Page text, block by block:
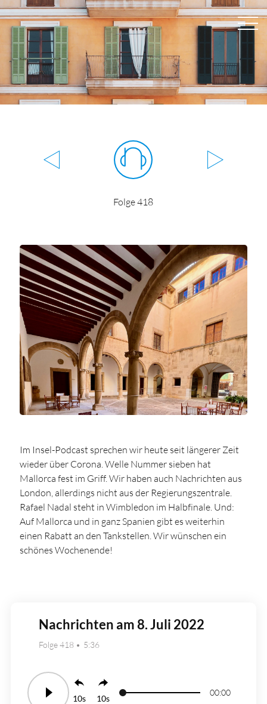
Folge 418
Im Insel-Podcast sprechen wir heute seit längerer Zeit
wieder über Corona. Welle Nummer sieben hat
Mallorca fest im Griff. Wir haben auch Nachrichten aus
London, allerdings nicht aus der Regierungszentrale.
Rafael Nadal steht in Wimbledon im Halbfinale. Und:
Auf Mallorca und in ganz Spanien gibt es weiterhin
einen Rabatt an den Tankstellen. Wir wünschen ein
schönes Wochenende!
Nachrichten am 8. Juli 2022
Folge 418 5:36
10 10
00:00